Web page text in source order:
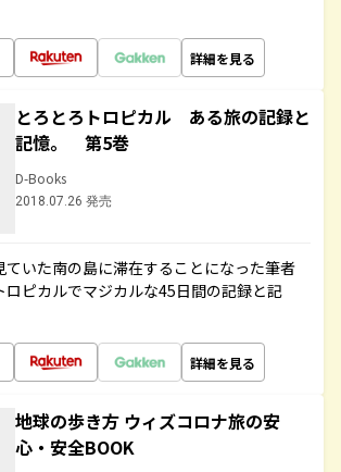
詳細を見る
とろとろトロピカル ある旅の記録と
記憶。 第5巻
D-Books
2018.07.26 発売
ていた南の島に滞在することになった筆者
ロピカルでマジカルな45日間の記録と記
詳細を見る
地球の歩き方 ウィズコロナ旅の安
心・安全BOOK